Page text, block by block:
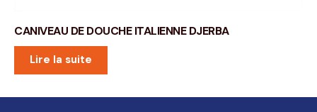
CANIVEAU DE DOUCHE ITALIENNE DJERBA
Lire la suite